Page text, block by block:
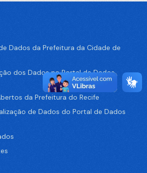
Dados da Prefeitura da Cidade de
dos Dados no Portal de Dados
da Prefeitura do Recife
de Dados do Portal de Dados